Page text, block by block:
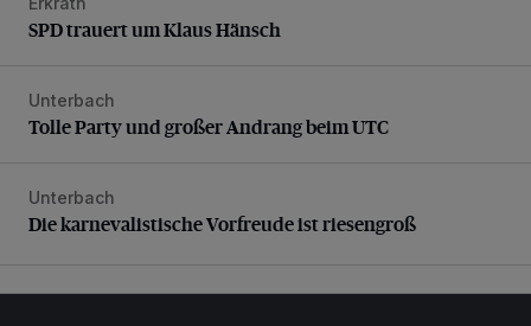
SPD trauert um Klaus Hänsch
SPD trauert um Klaus Hänsch
Tolle Party und großer Andrang beim UTC
Unterbach
Tolle Party und großer Andrang beim UTC
Die karnevalistische Vorfreude ist riesengroß
Unterbach
Die karnevalistische Vorfreude ist riesengroß